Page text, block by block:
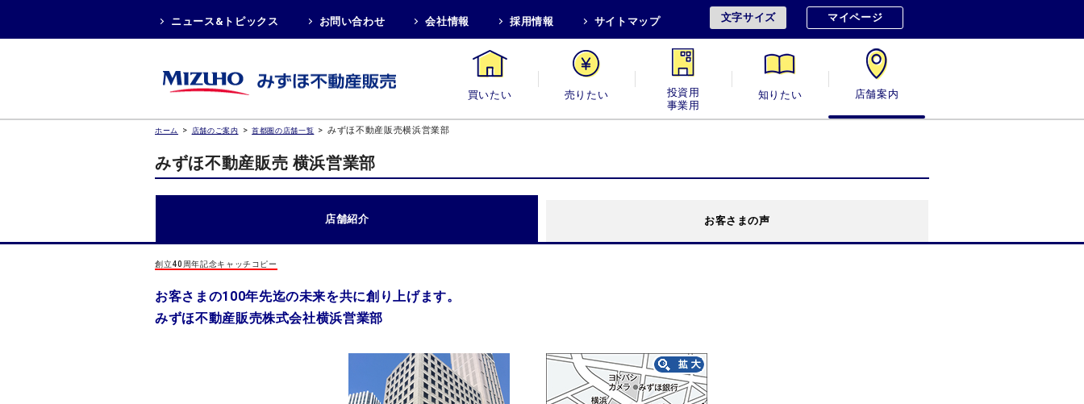
ニュース&トピックス お問い合わせ 会社情報 採用情報 サイトマップ 文字サイズ マイページ
買いたい 売りたい 投資用・事業用 知りたい 店舗案内
ホーム > 店舗のご案内 > 首都圏の店舗一覧 > みずほ不動産販売横浜営業部
みずほ不動産販売 横浜営業部
店舗紹介 お客さまの声
創立40周年記念キャッチコピー
お客さまの100年先迄の未来を共に創り上げます。
みずほ不動産販売株式会社横浜営業部